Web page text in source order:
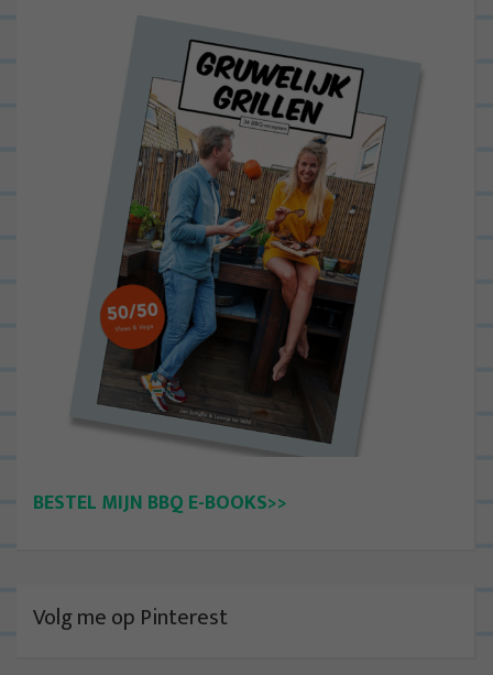
BESTEL MIJN BBQ E-BOOKS>>
Volg me op Pinterest